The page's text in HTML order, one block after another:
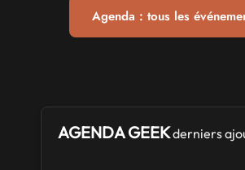
Agenda : tous les
AGENDA GEEKderniers